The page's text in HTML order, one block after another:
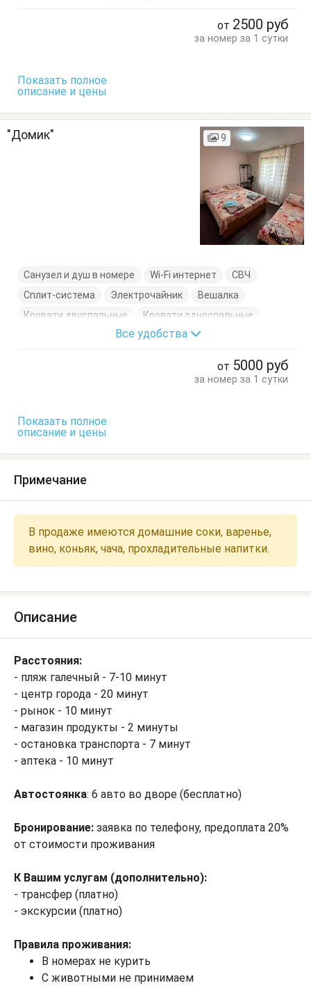
от 2500 руб
за номер за 1 сутки
Показать полное
описание и цены
"Домик" 9
Санузел и душ в номере Wi-Fi интернет
СВЧ
Сплит-система
Электрочайник
Вешалка
Кровати двуспальные
Кровати односпальные
Обеденный стол
Все удобства
от 5000 руб
за номер за 1 сутки
Показать полное
описание и цены
Примечание
В продаже имеются домашние соки, варенье,
вино, коньяк, чача, прохладительные напитки.
Описание
Расстояния:
- пляж галечный - 7-10 минут
- центр города - 20 минут
- рынок - 10 минут
- магазин продукты - 2 минуты
- остановка транспорта - 7 минут
- аптека - 10 минут
Автостоянка: 6 авто во дворе (бесплатно)
Бронирование: заявка по телефону, предоплата 20%
от стоимости проживания
К Вашим услугам (дополнительно):
- трансфер (платно)
- экскурсии (платно)
Правила проживания:
В номерах не курить
С животными не принимаем